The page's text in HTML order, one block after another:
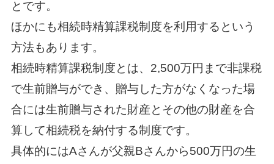
とです。
ほかにも相続時精算課税制度を利用するという
方法もあります。
相続時精算課税制度とは、2,500万円まで非課税
で生前贈与ができ、贈与した方がなくなった場
合には生前贈与された財産とその他の財産を合
算して相続税を納付する制度です。
具体的にはAさんが父親Bさんから500万円の生